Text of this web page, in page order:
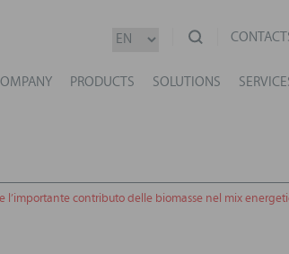
PRODUCTS SOLUTIONS
l’importante contributo delle biomasse nel mix